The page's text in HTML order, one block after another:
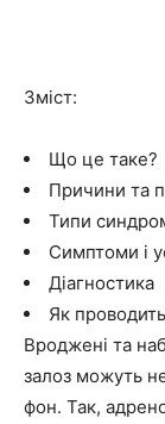
Зміст:
Що це таке?
Причини та
Типи
Симптоми і
Діагностика
Як
Вроджені та
залоз можуть
фон. Так,